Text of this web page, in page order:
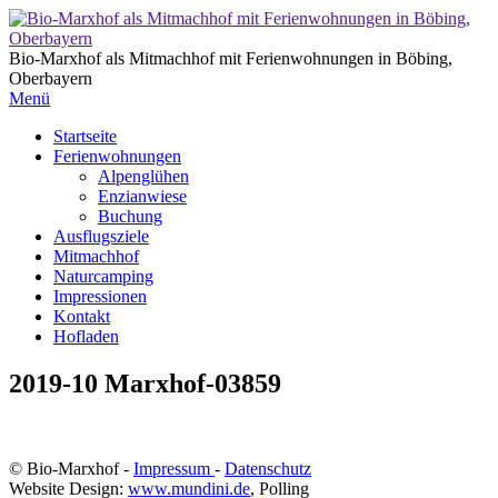
Bio-Marxhof als Mitmachhof mit Ferienwohnungen in Böbing,
Oberbayern
Menü
Startseite
Ferienwohnungen
Alpenglühen
Enzianwiese
Buchung
Ausflugsziele
Mitmachhof
Naturcamping
Impressionen
Kontakt
Hofladen
2019-10 Marxhof-03859
© Bio-Marxhof - Impressum - Datenschutz
Website Design: www.mundini.de, Polling